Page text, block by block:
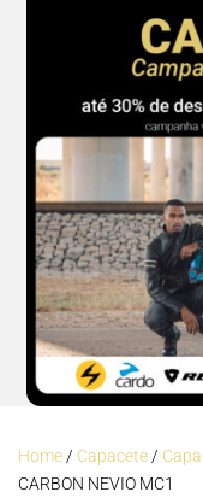
Home/ Capacete/
CARBON NEVIO MC1